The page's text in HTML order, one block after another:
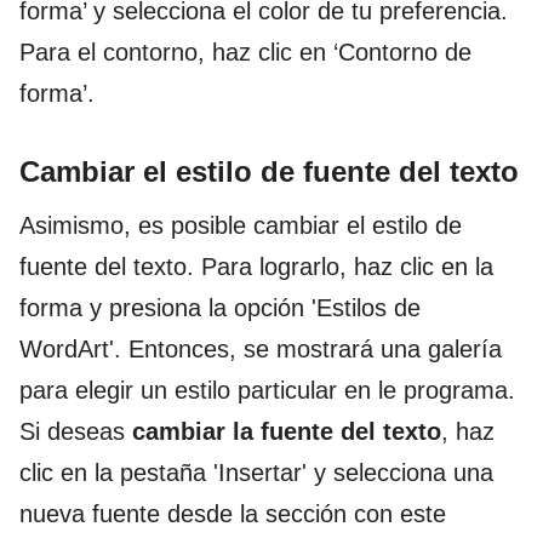
forma’ y selecciona el color de tu preferencia.
Para el contorno, haz clic en ‘Contorno de
forma’.
Cambiar el estilo de fuente del texto
Asimismo, es posible cambiar el estilo de
fuente del texto. Para lograrlo, haz clic en la
forma y presiona la opción 'Estilos de
WordArt'. Entonces, se mostrará una galería
para elegir un estilo particular en le programa.
Si deseas cambiar la fuente del texto, haz
clic en la pestaña 'Insertar' y selecciona una
nueva fuente desde la sección con este